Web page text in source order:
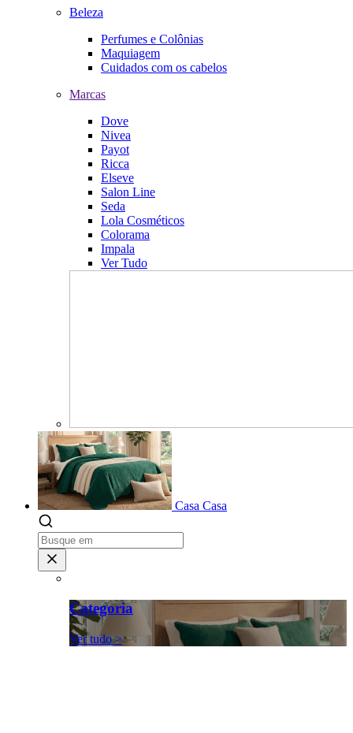
Beleza
Perfumes e Colônias
Maquiagem
Cuidados com os cabelos
Marcas
Dove
Nivea
Payot
Ricca
Elseve
Salon Line
Seda
Lola Cosméticos
Colorama
Impala
Ver Tudo
Casa Casa
Categoria
Ver tudo >